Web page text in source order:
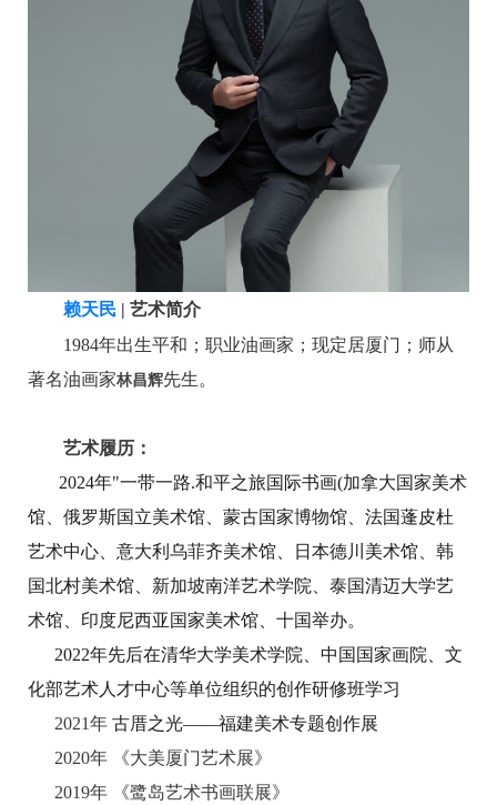
赖天民 |艺术简介
1984年出生平和； 职业油画家； 现定居厦门； 师从
著名油画家林昌辉先生。
艺术履历：
2024年"一带一路.和平之旅国际书画(加拿大国家美术
馆、俄罗斯国立美术馆、蒙古国家博物馆、法国蓬皮杜
艺术中心、意大利乌菲齐美术馆、日本德川美术馆、韩
国北村美术馆、新加坡南洋艺术学院、泰国清迈大学艺
术馆、印度尼西亚国家美术馆、十国举办。
2022年先后在清华大学美术学院、中国国家画院、文
化部艺术人才中心等单位组织的创作研修班学习
2021年 古厝之光——福建美术专题创作展
2020年 《大美厦门艺术展》
2019年 《鹭岛艺术书画联展》